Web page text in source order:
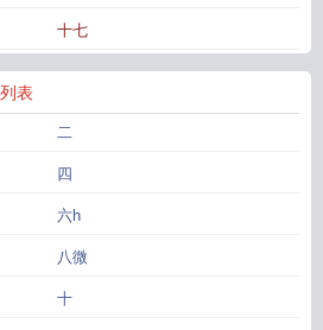
章节内容 末世生存手册NP_最新章节_(十三)_末
十七
表
二
四
六h
八微
十